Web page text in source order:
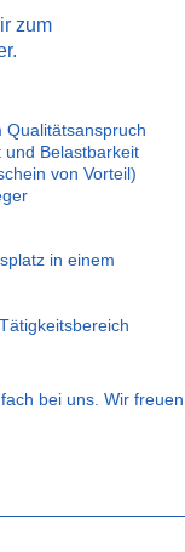
zum
Qualitätsanspruch
und Belastbarkeit
von Vorteil)
in einem
bei uns. Wir freuen